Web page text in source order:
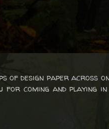
of design paper across
for coming and playing